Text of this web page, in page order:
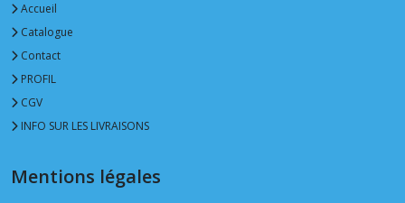
Accueil
Catalogue
Contact
PROFIL
CGV
INFO SUR LES LIVRAISONS
Mentions légales